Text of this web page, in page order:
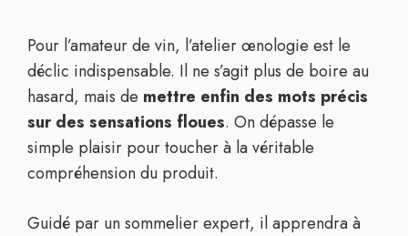
Pour l’amateur de vin, l’atelier œnologie est le
déclic indispensable. Il ne s’agit plus de boire au
hasard, mais de mettre enfin des mots précis
sur des sensations floues. On dépasse le
simple plaisir pour toucher à la véritable
compréhension du produit.
Guidé par un sommelier expert, il apprendra à